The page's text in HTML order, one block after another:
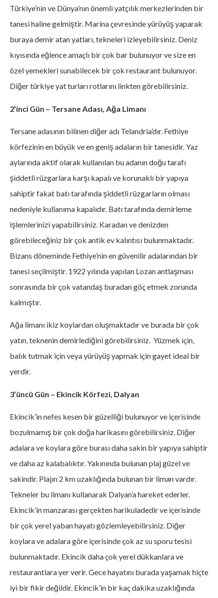
Türkiye’nin ve Dünya’nın önemli yatçılık merkezlerinden bir
tanesi haline gelmiştir. Marina çevresinde yürüyüş yaparak
buraya demir atan yatları, tekneleri izleyebilirsiniz. Deniz
kıyısında eğlence amaçlı bir çok bar bulunuyor ve size en
özel yemekleri sunabilecek bir çok restaurant bulunuyor.
Diğer türkiye yat turları rotlarını linkten görebilirsiniz.
2’inci Gün – Tersane Adası, Ağa Limanı
Tersane adasının bilinen diğer adı Telandria’dır. Fethiye
körfezinin en büyük ve en geniş adaların bir tanesidir. Yaz
aylarında aktif olarak kullanılan bu adanın doğu tarafı
şiddetli rüzgarlara karşı kapalı ve korunaklı bir yapıya
sahiptir fakat batı tarafında şiddetli rüzgarların olması
nedeniyle kullanıma kapalıdır. Batı tarafında demirleme
işlemlerinizi yapabilirsiniz. Karadan ve denizden
görebileceğiniz bir çok antik ev kalıntısı bulunmaktadır.
Bizans döneminde Fethiye’nin en güvenilir adalarından bir
tanesi seçilmiştir. 1922 yılında yapılan Lozan antlaşması
sonrasında bir çok vatandaş buradan göç etmek zorunda
kalmıştır.
Ağa limanı ikiz koylardan oluşmaktadır ve burada bir çok
yatın, teknenin demirlediğini görebilirsiniz. Yüzmek için,
balık tutmak için veya yürüyüş yapmak için gayet ideal bir
yerdir.
3’üncü Gün – Ekincik Körfezi, Dalyan
Ekincik’in nefes kesen bir güzelliği bulunuyor ve içerisinde
bozulmamış bir çok doğa harikasını görebilirsiniz. Diğer
adalara ve koylara göre burası daha sakin bir yapıya sahiptir
ve daha az kalabalıktır. Yakınında bulunan plaj güzel ve
sakindir. Plajın 2 km uzaklığında bulunan bir liman vardır.
Tekneler bu limanı kullanarak Dalyan’a hareket ederler.
Ekincik’in manzarası gerçekten harikuladedir ve içerisinde
bir çok yerel yaban hayatı gözlemleyebilirsiniz. Diğer
koylara ve adalara göre içerisinde çok az su sporu tesisi
bulunmaktadır. Ekincik daha çok yerel dükkanlara ve
restaurantlara yer verir. Gece hayatını burada yaşamak hiçte
iyi bir fikir değildir. Ekincik’in bir kaç dakika uzaklığında